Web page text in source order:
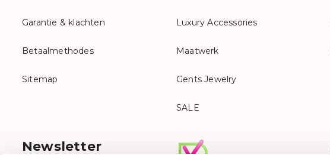
Garantie & klachten
Betaalmethodes
Sitemap
Luxury Accessories
Maatwerk
Gents Jewelry
SALE
Newsletter